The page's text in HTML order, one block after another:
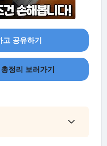
공유하기
정리 보러가기